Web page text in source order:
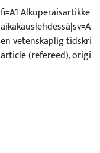
fi=A1 Alkuperäisartikkeli
en vetenskaplig
article (refereed),